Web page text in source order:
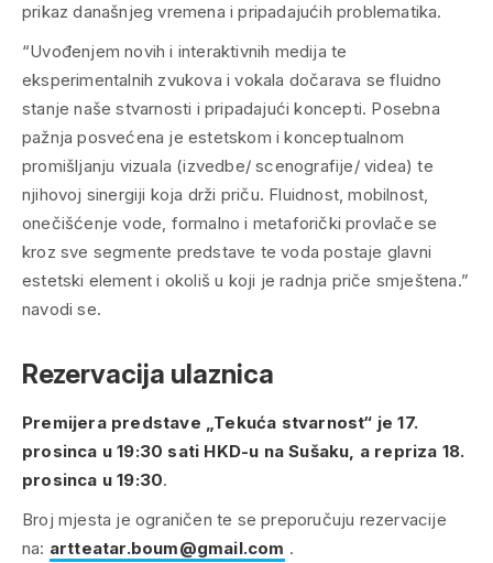
prikaz današnjeg vremena i pripadajućih problematika.
“Uvođenjem novih i interaktivnih medija te
eksperimentalnih zvukova i vokala dočarava se fluidno
stanje naše stvarnosti i pripadajući koncepti. Posebna
pažnja posvećena je estetskom i konceptualnom
promišljanju vizuala (izvedbe/ scenografije/ videa) te
njihovoj sinergiji koja drži priču. Fluidnost, mobilnost,
onečišćenje vode, formalno i metaforički provlače se
kroz sve segmente predstave te voda postaje glavni
estetski element i okoliš u koji je radnja priče smještena.”
navodi se.
Rezervacija ulaznica
Premijera predstave „Tekuća stvarnost“ je 17.
prosinca u 19:30 sati HKD-u na Sušaku, a repriza 18.
prosinca u 19:30.
Broj mjesta je ograničen te se preporučuju rezervacije
na: artteatar.boum@gmail.com .